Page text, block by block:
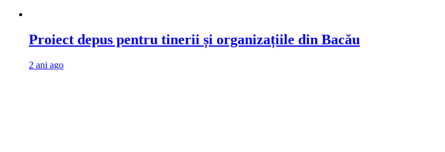
Proiect depus pentru tinerii și organizațiile din Bacău
2 ani ago